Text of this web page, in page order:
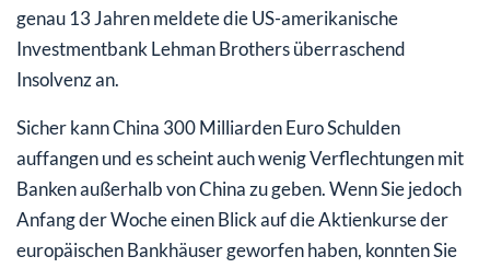
genau 13 Jahren meldete die US-amerikanische
Investmentbank Lehman Brothers überraschend
Insolvenz an.
Sicher kann China 300 Milliarden Euro Schulden
auffangen und es scheint auch wenig Verflechtungen mit
Banken außerhalb von China zu geben. Wenn Sie jedoch
Anfang der Woche einen Blick auf die Aktienkurse der
europäischen Bankhäuser geworfen haben, konnten Sie